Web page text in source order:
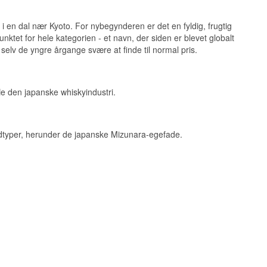
– den første
whisky
en dal nær Kyoto. For nybegynderen er det en fyldig, frugtig
for hele kategorien - et navn, der siden er blevet globalt
de yngre årgange svære at finde til normal pris.
den japanske whiskyindustri.
herunder de japanske Mizunara-egefade.